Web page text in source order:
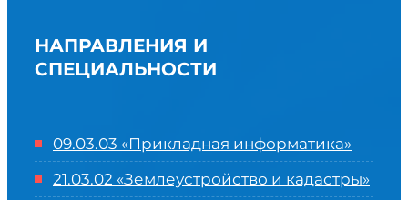
НАПРАВЛЕНИЯ И
СПЕЦИАЛЬНОСТИ
09.03.03 «Прикладная информатика»
21.03.02 «Землеустройство и кадастры»